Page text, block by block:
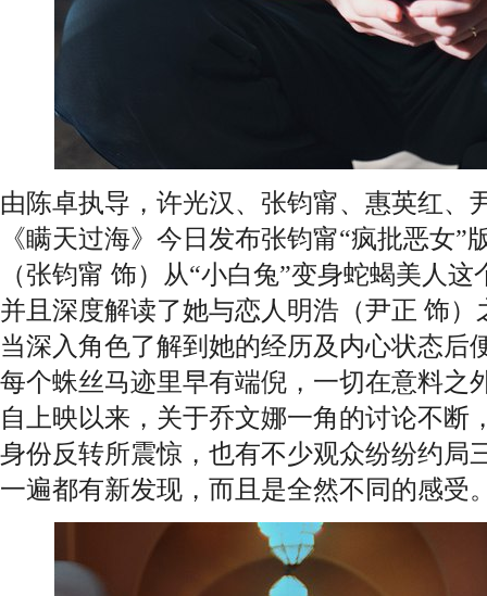
由陈卓执导，许光汉、张钧甯、惠英红、
《瞒天过海》今日发布张钧甯“疯批恶女”
（张钧甯 饰）从“小白兔”变身蛇蝎美人
并且深度解读了她与恋人明浩（尹正 饰
当深入角色了解到她的经历及内心状态后
每个蛛丝马迹里早有端倪，一切在意料之
自上映以来，关于乔文娜一角的讨论不断
身份反转所震惊，也有不少观众纷纷约局
一遍都有新发现，而且是全然不同的感受